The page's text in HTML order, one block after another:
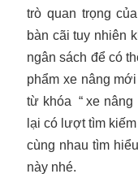
trò quan trọng
bàn cãi tuy nhiên
ngân sách để có
phẩm xe nâng
từ khóa “ xe nâng
lại có lượt tìm
cùng nhau tìm
này nhé.